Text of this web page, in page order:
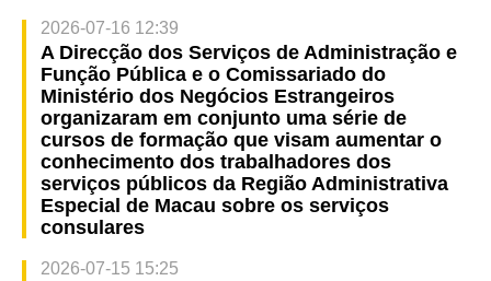
2026-07-16 12:39
A Direcção dos Serviços de Administração e
Função Pública e o Comissariado do
Ministério dos Negócios Estrangeiros
organizaram em conjunto uma série de
cursos de formação que visam aumentar o
conhecimento dos trabalhadores dos
serviços públicos da Região Administrativa
Especial de Macau sobre os serviços
consulares
2026-07-15 15:25